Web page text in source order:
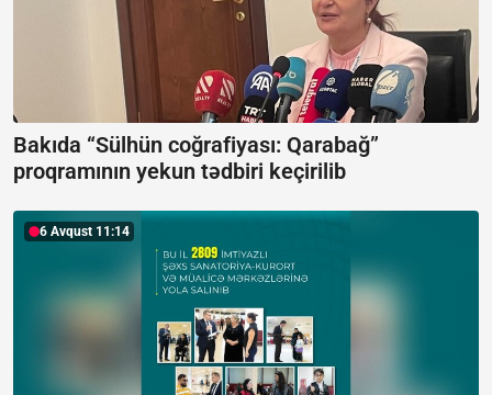
Bakıda “Sülhün coğrafiyası: Qarabağ”
proqramının yekun tədbiri keçirilib
6 Avqust 11:14